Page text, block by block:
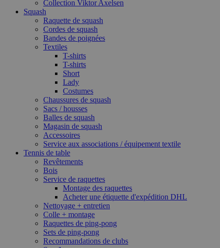
Collection Viktor Axelsen
Squash
Raquette de squash
Cordes de squash
Bandes de poignées
Textiles
T-shirts
T-shirts
Short
Lady
Costumes
Chaussures de squash
Sacs / housses
Balles de squash
Magasin de squash
Accessoires
Service aux associations / équipement textile
Tennis de table
Revêtements
Bois
Service de raquettes
Montage des raquettes
Acheter une étiquette d'expédition DHL
Nettoyage + entretien
Colle + montage
Raquettes de ping-pong
Sets de ping-pong
Recommandations de clubs